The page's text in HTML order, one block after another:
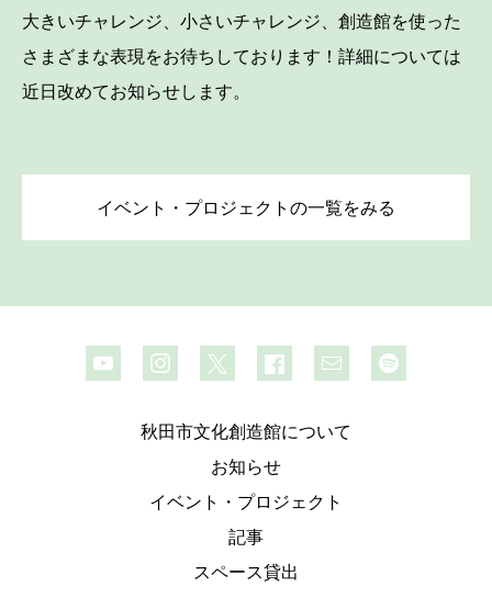
大きいチャレンジ、小さいチャレンジ、創造館を使った
さまざまな表現をお待ちしております！詳細については
近日改めてお知らせします。
イベント・プロジェクトの一覧をみる
秋田市文化創造館について
お知らせ
イベント・プロジェクト
記事
スペース貸出